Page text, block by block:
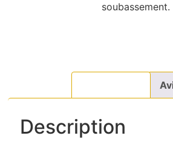
soubassement.
Description